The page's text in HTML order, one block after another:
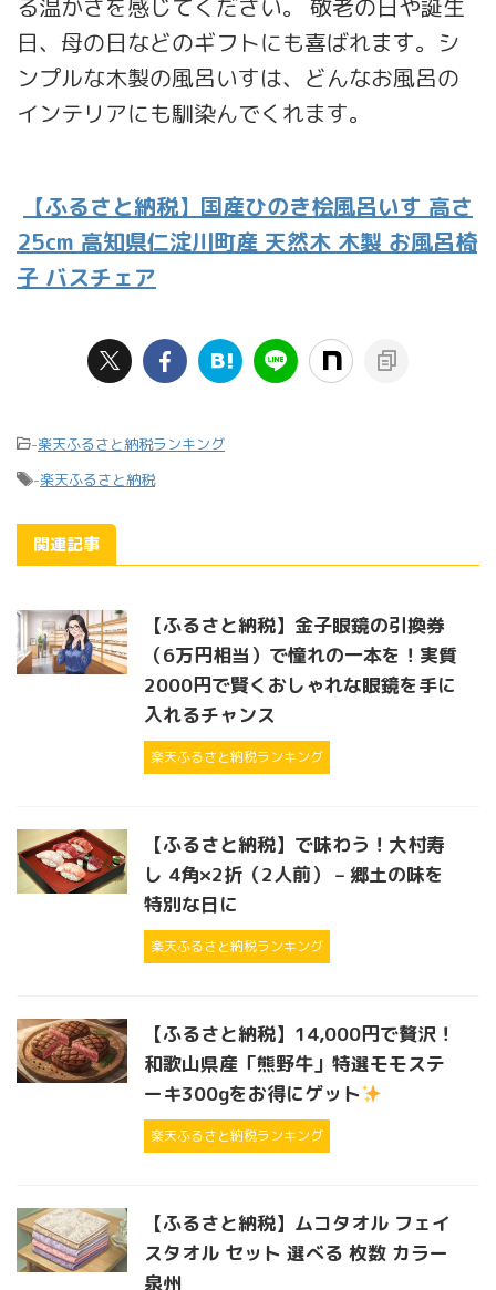
る温かさを感じてください。 敬老の日や誕生
日、母の日などのギフトにも喜ばれます。シ
ンプルな木製の風呂いすは、どんなお風呂の
インテリアにも馴染んでくれます。
【ふるさと納税】国産ひのき桧風呂いす 高さ
25cm 高知県仁淀川町産 天然木 木製 お風呂椅
子 バスチェア
-楽天ふるさと納税ランキング
-楽天ふるさと納税
関連記事
【ふるさと納税】金子眼鏡の引換券
（6万円相当）で憧れの一本を！実質
2000円で賢くおしゃれな眼鏡を手に
入れるチャンス
楽天ふるさと納税ランキング
【ふるさと納税】で味わう！大村寿
し 4角×2折（2人前） – 郷土の味を
特別な日に
楽天ふるさと納税ランキング
【ふるさと納税】14,000円で贅沢！
和歌山県産「熊野牛」特選モモステ
ーキ300gをお得にゲット
楽天ふるさと納税ランキング
【ふるさと納税】ムコタオル フェイ
スタオル セット 選べる 枚数 カラー
泉州